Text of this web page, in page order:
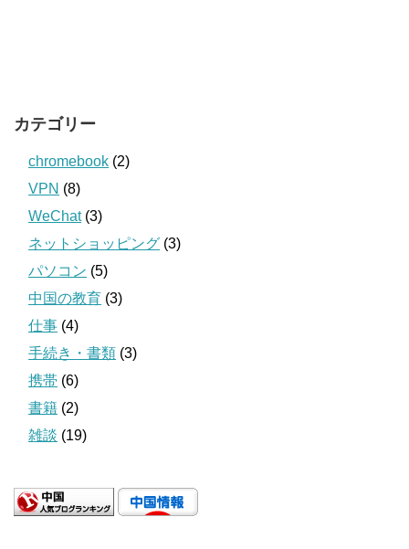
カテゴリー
chromebook (2)
VPN (8)
WeChat(3)
ネットショッピング (3)
パソコン (5)
中国の教育 (3)
仕事 (4)
手続き・書類 (3)
携帯 (6)
書籍 (2)
雑談 (19)